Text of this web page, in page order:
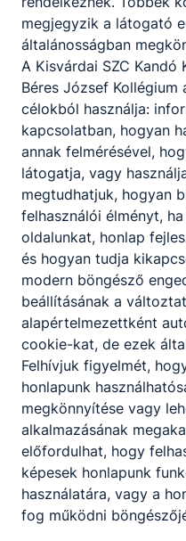
megjegyzik a látogató
általánosságban
A Kisvárdai SZC Kandó
Béres József
célokból használja:
kapcsolatban, hogyan
annak felmérésével,
látogatja, vagy
megtudhatjuk, hogyan
felhasználói élményt,
oldalunkat, honlap
és hogyan tudja
modern böngésző
beállításának a
alapértelmezettként
cookie-kat, de ezek
Felhívjuk figyelmét,
honlapunk
megkönnyítése vagy
alkalmazásának
előfordulhat, hogy
képesek honlapunk
használatára, vagy a
fog működni